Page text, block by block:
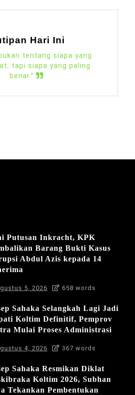
Hari Ini
tentang siapa yang
tapi siapa yang paling
benar.”
Putusan Inkracht, KPK
Barang Bukti Kasus
Abdul Azis kepada 14
5, 2026 658 words
Sahaka Selangkah Lagi Jadi
Koltim Definitif, Pemprov
Mulai Proses Administrasi
4, 2026 367 words
Sahaka Resmikan Diklat
Koltim 2026, Subhan
Tekankan Pembentukan